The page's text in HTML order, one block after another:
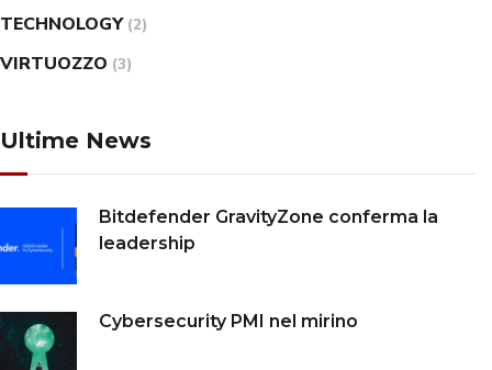
TECHNOLOGY (2)
VIRTUOZZO (3)
Ultime News
Bitdefender GravityZone conferma la
leadership
Cybersecurity PMI nel mirino